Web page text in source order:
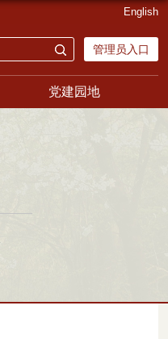
管理员入口
English
党建园地